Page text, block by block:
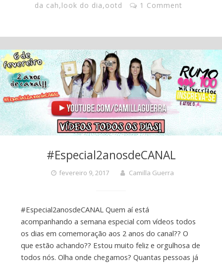
da cah,look do dia,ootd 1 Comment
#Especial2anosdeCANAL
fevereiro 9, 2017 Camilla Guerra
#Especial2anosdeCANAL Quem aí está
acompanhando a semana especial com vídeos todos
os dias em comemoração aos 2 anos do canal?? O
que estão achando?? Estou muito feliz e orgulhosa de
todos nós. Olha onde chegamos? Quantas pessoas já